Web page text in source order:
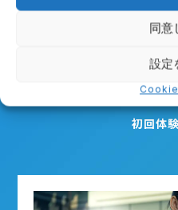
同意
設定
Cookie
初回体